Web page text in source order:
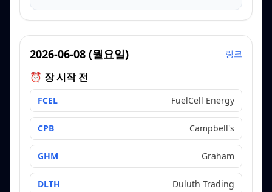
2026-06-08 (월요일) 링크
⏰ 장 시작 전
FCEL FuelCell Energy
CPB Campbell's
GHM Graham
DLTH Duluth Trading